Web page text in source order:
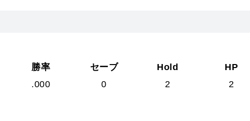
勝率 セーブ Hold HP
.000 0 2 2